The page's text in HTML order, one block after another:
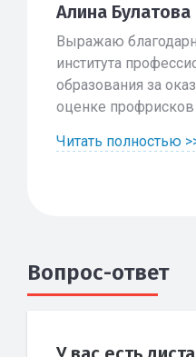
Алина Булатова
Выражаю
института
образования за
оценке
Читать полностью
Вопрос-ответ